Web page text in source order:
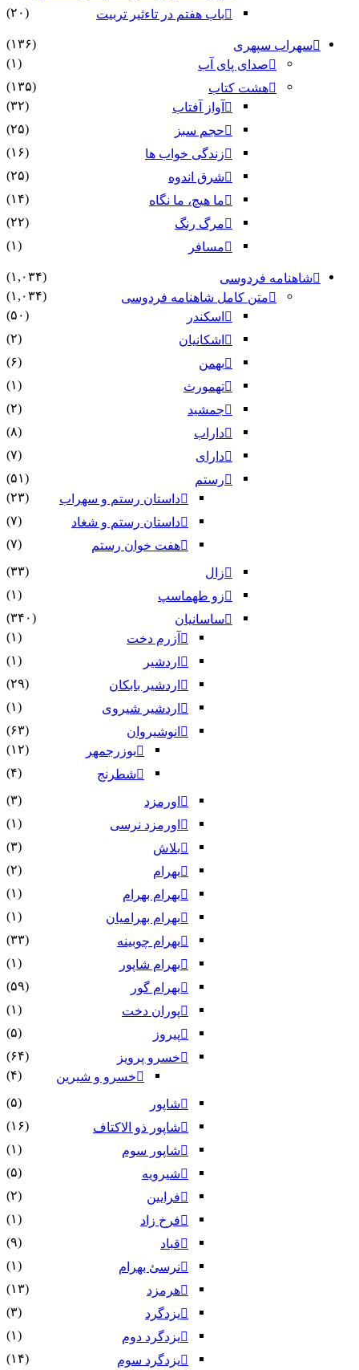
باب هفتم در تاءثیر تربیت
(۲۰)
سهراب سپهری
(۱۳۶)
صدای پای آب
(۱)
هشت کتاب
(۱۳۵)
آواز آفتاب
(۳۲)
حجم سبز
(۲۵)
زندگی خواب ها
(۱۶)
شرق اندوه
(۲۵)
ما هیچ، ما نگاه
(۱۴)
مرگ رنگ
(۲۲)
مسافر
(۱)
شاهنامه فردوسی
(۱,۰۳۴)
متن کامل شاهنامه فردوسی
(۱,۰۳۴)
اسکندر
(۵۰)
اشکانیان
(۲)
بهمن
(۶)
تهمورث
(۱)
جمشید
(۲)
داراب
(۸)
دارای
(۷)
رستم
(۵۱)
داستان رستم و سهراب
(۲۳)
داستان رستم و شغاد
(۷)
هفت خوان رستم‏
(۷)
زال
(۳۳)
زو طهماسپ‏
(۱)
ساسانیان
(۳۴۰)
آزرم دخت
(۱)
اردشیر
(۱)
اردشیر بابکان
(۲۹)
اردشیر شیروی
(۱)
انوشیروان
(۶۳)
بوزرجمهر
(۱۲)
شطرنج
(۴)
اورمزد
(۳)
اورمزد نرسى‏
(۱)
بلاش
(۳)
بهرام
(۲)
بهرام بهرام
(۱)
بهرام بهرامیان‏
(۱)
بهرام چوبینه
(۳۳)
بهرام شاپور
(۱)
بهرام گور
(۵۹)
پوران دخت
(۱)
پیروز
(۵)
خسرو پرویز
(۶۴)
خسرو و شیرین
(۴)
شاپور
(۵)
شاپور ذو الاکتاف
(۱۶)
شاپور سوم‏
(۱)
شیرویه
(۵)
فرایین
(۲)
فرخ زاد
(۱)
قباد
(۹)
نرسئ بهرام‏
(۱)
هرمزد
(۱۳)
یزدگرد
(۳)
یزدگرد دوم
(۱)
یزدگرد سوم
(۱۴)